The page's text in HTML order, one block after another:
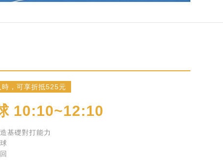
，可享折抵525元
10:10~12:10
基礎對打能力